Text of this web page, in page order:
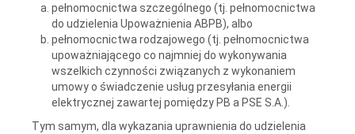
pełnomocnictwa szczególnego (tj. pełnomocnictwa
do udzielenia Upoważnienia ABPB), albo
pełnomocnictwa rodzajowego (tj. pełnomocnictwa
upoważniającego co najmniej do wykonywania
wszelkich czynności związanych z wykonaniem
umowy o świadczenie usług przesyłania energii
elektrycznej zawartej pomiędzy PB a PSE S.A.).
Tym samym, dla wykazania uprawnienia do udzielenia